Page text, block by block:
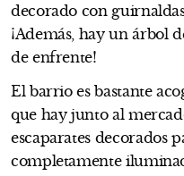
decorado con
¡Además, hay un árbol
de enfrente!
El barrio es bastante
que hay junto al
escaparates decorados
completamente